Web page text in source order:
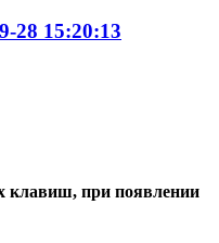
28 15:20:13
клавиш, при появлении